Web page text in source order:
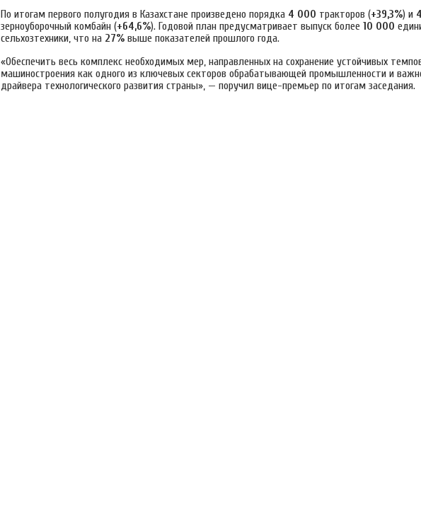
По итогам первого полугодия в Казахстане произведено порядка 4 000 тракторов (+39,3%) и
зерноуборочный комбайн (+64,6%). Годовой план предусматривает выпуск более 10 000
сельхозтехники, что на 27% выше показателей прошлого года.
«Обеспечить весь комплекс необходимых мер, направленных на сохранение устойчивых
машиностроения как одного из ключевых секторов обрабатывающей промышленности и
драйвера технологического развития страны», — поручил вице-премьер по итогам заседания.